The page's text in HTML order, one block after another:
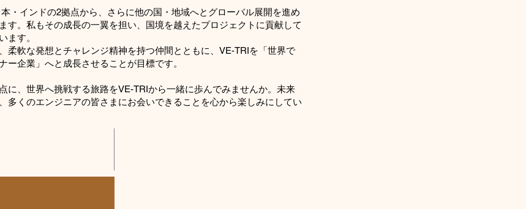
・インドの2拠点から、さらに他の国・地域へとグローバル展開を進め
す。私もその成長の一翼を担い、国境を越えたプロジェクトに貢献して
ます。
柔軟な発想とチャレンジ精神を持つ仲間とともに、VE-TRIを「世界で
ー企業」へと成長させることが目標です。
に、世界へ挑戦する旅路をVE-TRIから一緒に歩んでみませんか。未来
多くのエンジニアの皆さまにお会いできることを心から楽しみにしてい